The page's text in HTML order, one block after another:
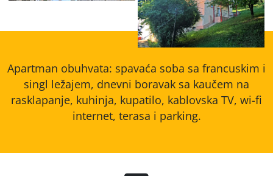
Andreea 2 u Sokobanji
Apartman obuhvata: spavaća soba sa francuskim i
singl ležajem, dnevni boravak sa kaučem na
rasklapanje, kuhinja, kupatilo, kablovska TV, wi-fi
internet, terasa i parking.